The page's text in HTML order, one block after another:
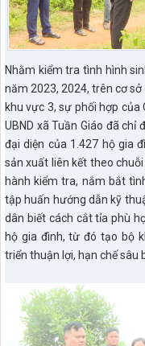
Nhằm kiểm tra tình hình
năm 2023, 2024, trên cơ
khu vực 3, sự phối hợp của
UBND xã Tuần Giáo đã chỉ
đại diện của 1.427 hộ gia
sản xuất liên kết theo
hành kiểm tra, nắm bắt
tập huấn hướng dẫn kỹ
dân biết cách cắt tỉa phù
hộ gia đình, từ đó tạo bộ
triển thuận lợi, hạn chế sâu